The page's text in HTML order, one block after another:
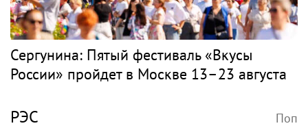
Сергунина: Пятый фестиваль «Вкусы
России» пройдет в Москве 13–23 августа
РЭС Поп